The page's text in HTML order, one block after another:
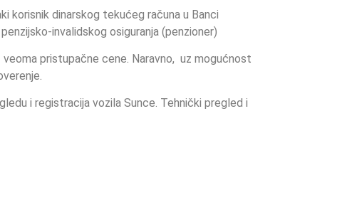
korisnik dinarskog tekućeg računa u Banci
invalidskog osiguranja (penzioner)
pristupačne cene. Naravno, uz mogućnost
i registracija vozila Sunce. Tehnički pregled i